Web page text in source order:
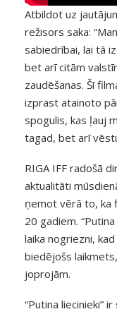
Atbildot uz
režisors saka:
sabiedrībai, lai tā
bet arī citām
zaudēšanas. Šī
izprast atainoto
spogulis, kas ļauj
tagad, bet arī
RIGA IFF radošā
aktualitāti
ņemot vērā to, ka
20 gadiem.
laika nogriezni,
biedējošs
joprojām.
“Putina liecinieki”